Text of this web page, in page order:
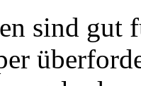
sind gut